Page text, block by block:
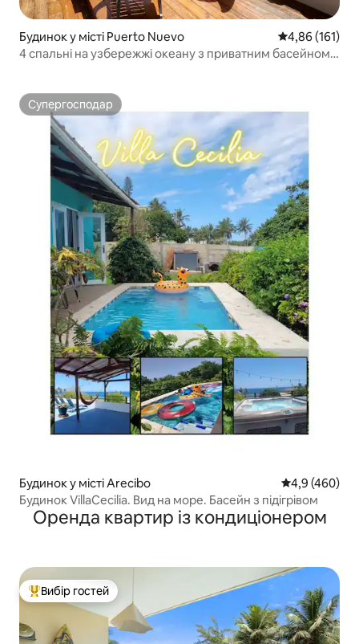
Будинок у місті Puerto Nuevo Середня
4,86 (161)
4 спальні на узбережжі океану з приватним басейном +
Супергосподар
Супергосподар
Будинок у місті Arecibo Середня
4,9 (460)
Будинок VillaCecilia. Вид на море. Басейн з підігрівом
Оренда квартир із кондиціонером
Топ вибір гостей
Вибір гостей